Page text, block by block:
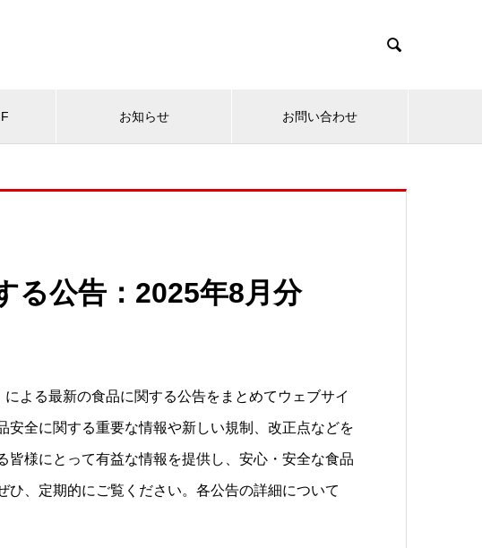

お知らせ お問い合わせ
る公告：2025年8月分
よる最新の食品に関する公告をまとめてウェブサイ
安全に関する重要な情報や新しい規制、改正点などを
様にとって有益な情報を提供し、安心・安全な食品
、定期的にご覧ください。各公告の詳細について